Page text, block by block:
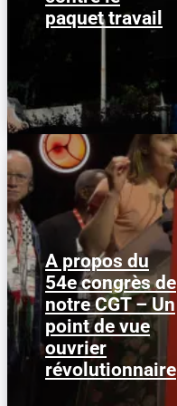
paquet travail
A propos du
54e congrès de
notre CGT – Un
point de vue
ouvrier
révolutionnaire
Nous publions ci-
dessous ce texte afin
d’alimenter le débat au
sein de la CGT, dans la
perspective...